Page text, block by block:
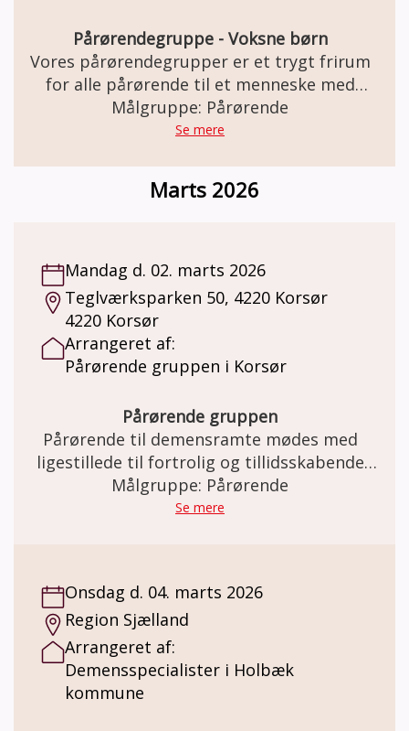
Pårørendegruppe - Voksne børn
Vores pårørendegrupper er et trygt frirum
for alle pårørende til et menneske med
demens. Her er der plads til både de gode
og de svære samtaler. Gruppen mødes en
gruppeleder, der er frivillig, men som har
dig her:
https://www.alzheimer.dk/aktiviteter/
trivsel/paaroerende/paaroerendegruppe/
Målgruppe: Pårørende
Se mere
Marts 2026
Mandag d. 02. marts 2026
Teglværksparken 50, 4220 Korsør
4220 Korsør
Arrangeret af:
Pårørende gruppen i Korsør
Pårørende gruppen
Pårørende til demensramte mødes med
ligestillede til fortrolig og tillidsskabende
samtale om processen i demens forløbet.
Før og efter døden.
Målgruppe: Pårørende
Se mere
Onsdag d. 04. marts 2026
Region Sjælland
Arrangeret af:
Demensspecialister i Holbæk
kommune